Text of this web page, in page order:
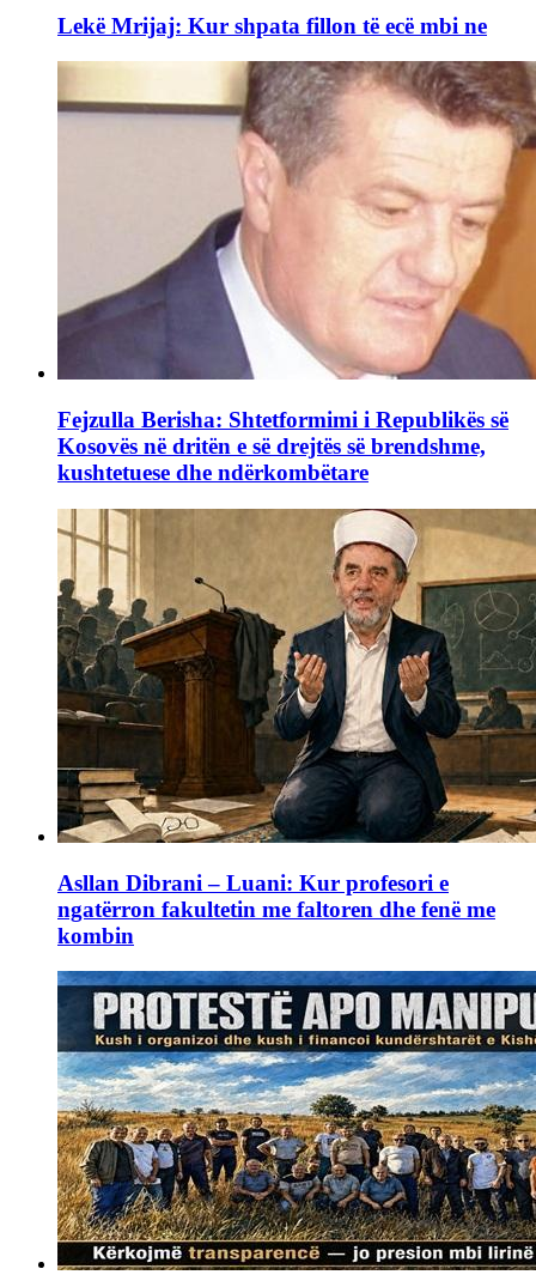
Lekë Mrijaj: Kur shpata fillon të ecë mbi ne
Fejzulla Berisha: Shtetformimi i Republikës së
Kosovës në dritën e së drejtës së brendshme,
kushtetuese dhe ndërkombëtare
Asllan Dibrani – Luani: Kur profesori e
ngatërron fakultetin me faltoren dhe fenë me
kombin